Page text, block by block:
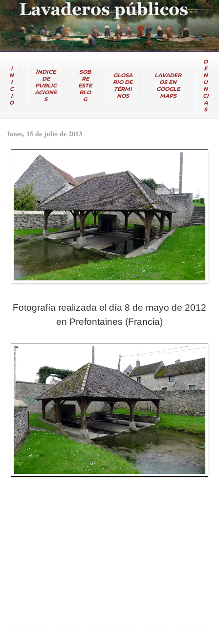
I
N
I
C
I
O
ÍNDICE
DE
PUBLIC
ACIONE
S
SOB
RE
ESTE
BLO
G
GLOSA
RIO DE
TÉRMI
NOS
LAVADER
OS EN
GOOGLE
MAPS
D
E
N
U
N
CI
A
S
lunes, 15 de julio de 2013
Fotografía realizada el día 8 de mayo de 2012
en Prefontaines (Francia)